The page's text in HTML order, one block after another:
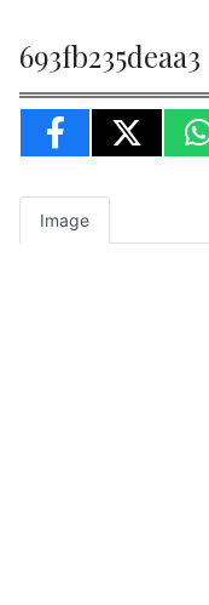
693fb235deaa3
Image